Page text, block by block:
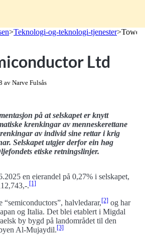
> teknologi-og-teknologi-tjenester>
Ltd
av Narve Fulsås
på at selskapet er knytt
krenkingar av menneskerettane
av individ sine rettar i krig
Selskapet utgjer derfor ein høg
etiske retningslinjer.
en eierandel på 0,27% i selskapet,
.[1]
“semiconductors”, halvledarar,[2] og har
og Italia. Det blei etablert i Migdal
by bygd på landområdet til den
Al-Mujaydil.[3]